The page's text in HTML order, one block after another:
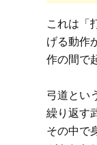
これは「
げる動作
作の間で
弓道とい
繰り返す
その中で